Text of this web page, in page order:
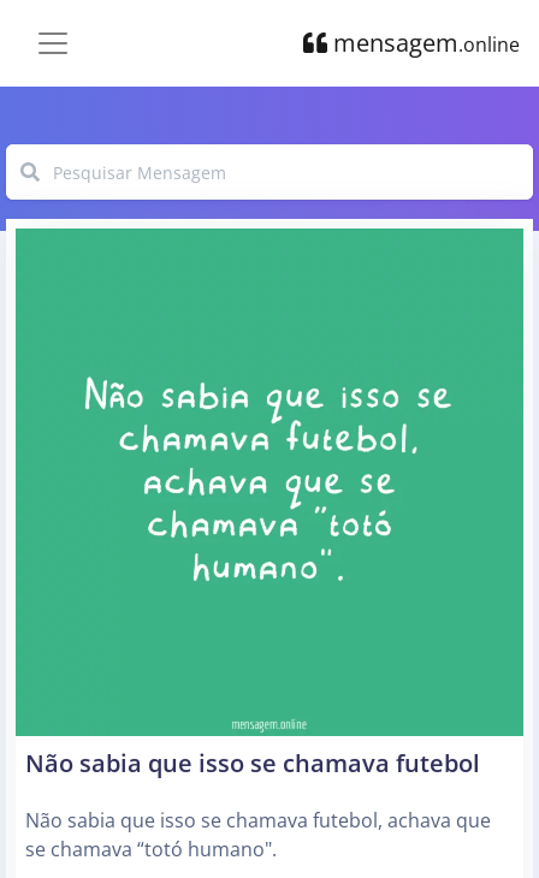
mensagem.online
Não sabia que isso se chamava futebol
Não sabia que isso se chamava futebol, achava que
se chamava “totó humano".